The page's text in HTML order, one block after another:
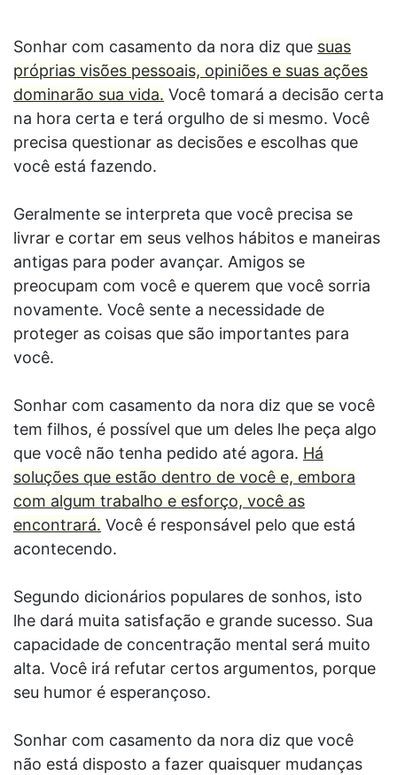
Sonhar com casamento da nora diz que suas
próprias visões pessoais, opiniões e suas ações
dominarão sua vida. Você tomará a decisão certa
na hora certa e terá orgulho de si mesmo. Você
precisa questionar as decisões e escolhas que
você está fazendo.
Geralmente se interpreta que você precisa se
livrar e cortar em seus velhos hábitos e maneiras
antigas para poder avançar. Amigos se
preocupam com você e querem que você sorria
novamente. Você sente a necessidade de
proteger as coisas que são importantes para
você.
Sonhar com casamento da nora diz que se você
tem filhos, é possível que um deles lhe peça algo
que você não tenha pedido até agora. Há
soluções que estão dentro de você e, embora
com algum trabalho e esforço, você as
encontrará. Você é responsável pelo que está
acontecendo.
Segundo dicionários populares de sonhos, isto
lhe dará muita satisfação e grande sucesso. Sua
capacidade de concentração mental será muito
alta. Você irá refutar certos argumentos, porque
seu humor é esperançoso.
Sonhar com casamento da nora diz que você
não está disposto a fazer quaisquer mudanças